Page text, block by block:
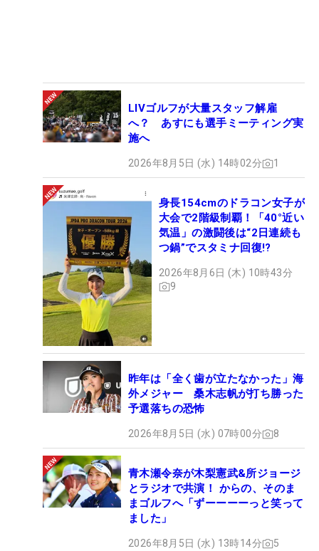
LIVゴルフが大量スタッフ解雇
へ？ あすにも選手ミーティング実
施へ
2026年8月5日 (水) 14時02分 1
身長154cmのドラコン女子が
大会で2階級制覇！「40°近い
気温」の激闘後は“2日連続も
つ鍋”でスタミナ回復!?
2026年8月6日 (木) 10時43分
9
昨年は「全く歯が立たなかった」海
外メジャー 桑木志帆が打ち勝った
予選落ちの恐怖
2026年8月5日 (水) 07時00分 8
青木瀬令奈が木梨憲武&所ジョージ
とラジオで共演！ からの、そのま
まゴルフへ「ずーーーーっと笑って
ました」
2026年8月5日 (水) 13時14分 5